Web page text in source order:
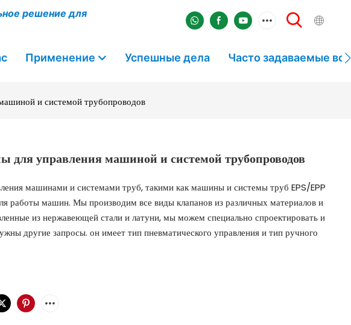
решение для
Применение Успешные дела Часто задаваемые
и системой трубопроводов
управления машиной и системой трубопроводов
машинами и системами труб, такими как машины и системы труб EPS/EPP
работы машин. Мы производим все виды клапанов из различных материалов и
из нержавеющей стали и латуни, мы можем специально спроектировать и
другие запросы. он имеет тип пневматического управления и тип ручного